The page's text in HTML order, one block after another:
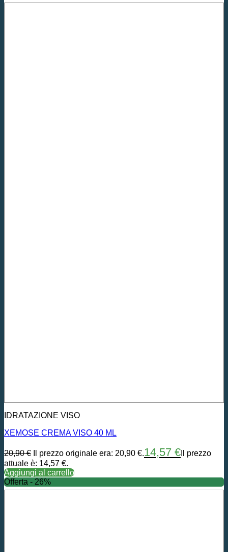
IDRATAZIONE VISO
XEMOSE CREMA VISO 40 ML
20,90€ Il prezzo originale era: 20,90 €.14,57 € Il prezzo
attuale è: 14,57 €.
Aggiungi al carrello
Offerta - 26%